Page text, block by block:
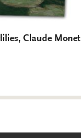
Claude Monet